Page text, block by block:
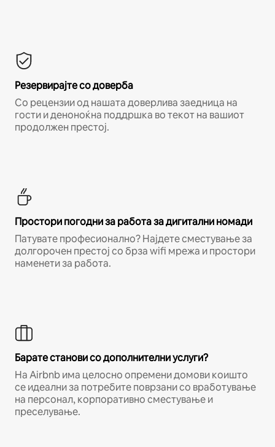
Резервирајте со доверба
Со рецензии од нашата доверлива заедница на
гости и деноноќна поддршка во текот на вашиот
продолжен престој.
Простори погодни за работа за дигитални номади
Патувате професионално? Најдете сместување за
долгорочен престој со брза wifi мрежа и простори
наменети за работа.
Барате станови со дополнителни услуги?
На Airbnb има целосно опремени домови коишто
се идеални за потребите поврзани со вработување
на персонал, корпоративно сместување и
преселување.